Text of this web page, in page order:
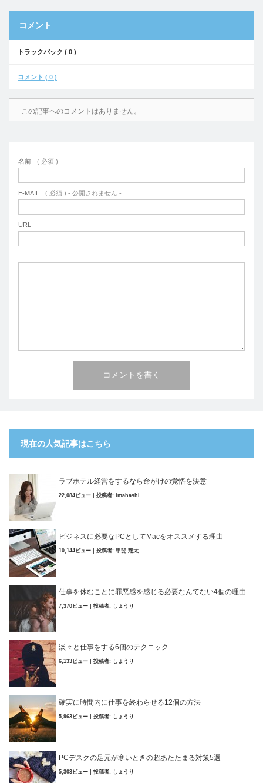
コメント
トラックバック ( 0 )
コメント ( 0 )
この記事へのコメントはありません。
名前 ( 必須 )
E-MAIL ( 必須 ) - 公開されません -
URL
現在の人気記事はこちら
ラブホテル経営をするなら命がけの覚悟を決意
22,084ビュー 投稿者: imahashi
ビジネスに必要なPCとしてMacをオススメする理由
10,144ビュー 投稿者: 甲斐 翔太
仕事を休むことに罪悪感を感じる必要なんてない4個の理由
7,370ビュー 投稿者: しょうり
淡々と仕事をする6個のテクニック
6,133ビュー 投稿者: しょうり
確実に時間内に仕事を終わらせる12個の方法
5,963ビュー 投稿者: しょうり
PCデスクの足元が寒いときの超あたたまる対策5選
5,303ビュー 投稿者: しょうり